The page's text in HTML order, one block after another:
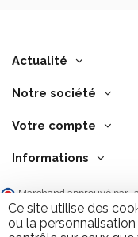
Actualité
Notre société
Votre compte
Informations
Marchand approuvé par
vérifier .
Ce site utilise des
ou la